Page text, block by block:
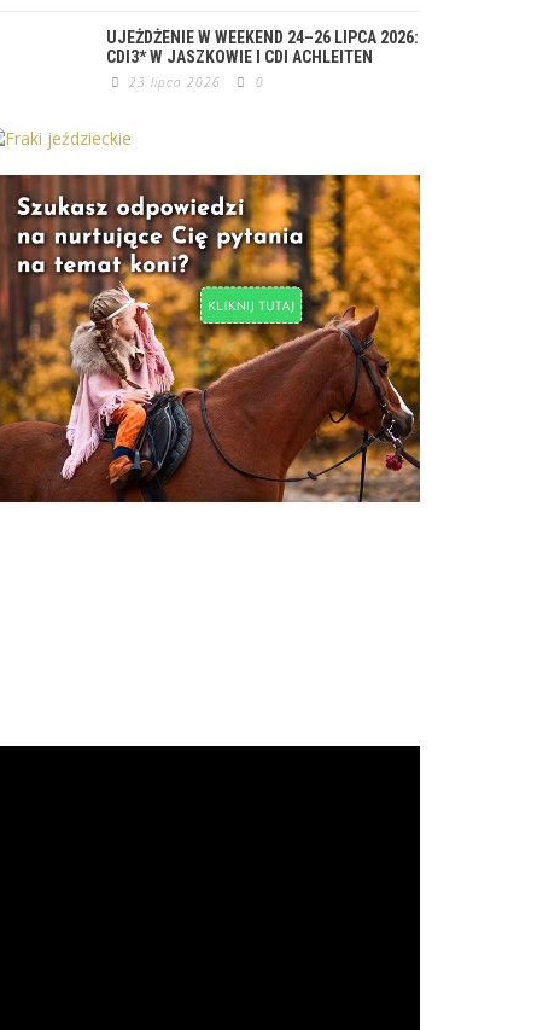
UJEŻDŻENIE W WEEKEND 24–26 LIPCA 2026:
CDI3* W JASZKOWIE I CDI ACHLEITEN
23 lipca 2026 0